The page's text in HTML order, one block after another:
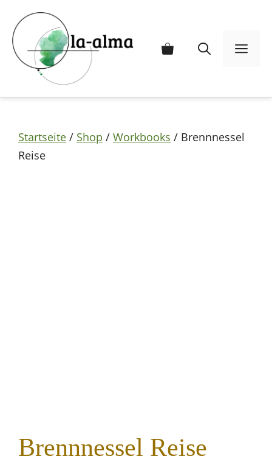
Inhalt
springen
Startseite / Shop / Workbooks / Brennnessel
Reise
Brennnessel Reise